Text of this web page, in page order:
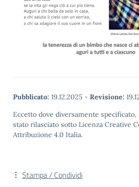
Pubblicato: 19.12.2025 - Revisione:
Eccetto dove diversamente
stato rilasciato sotto Licenza Creative
Attribuzione 4.0 Italia.
Stampa / Condividi